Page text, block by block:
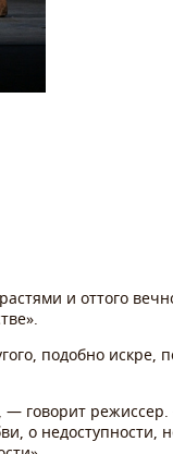
и оттого
подобно искре,
— говорит
о недоступности,